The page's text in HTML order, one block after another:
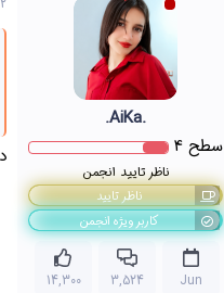
.AiKa.
سطح 4
ناظر تایید انجمن
ناظر تایید
کاربر ویژه انجمن
Jun
3,524
14,300